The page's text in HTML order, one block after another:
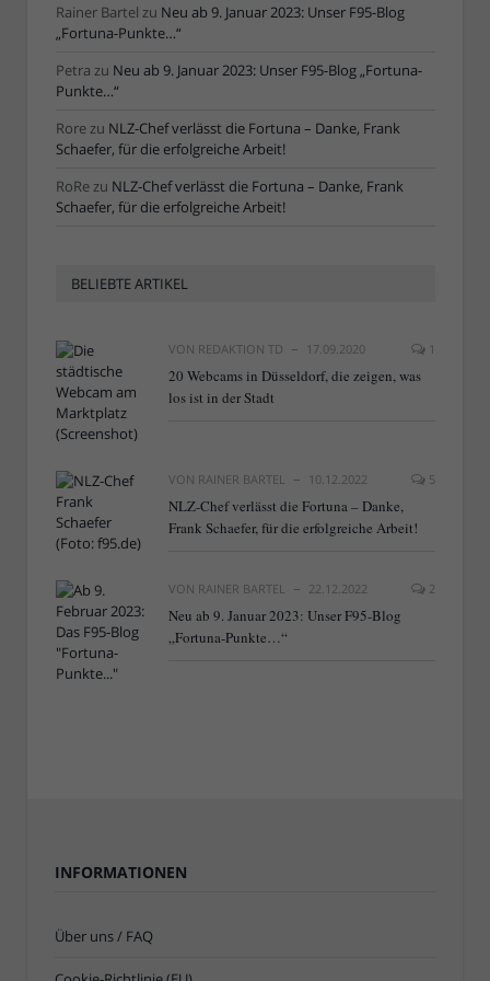
Rainer Bartel zu Neu ab 9. Januar 2023: Unser F95-Blog
„Fortuna-Punkte…“
Petra zu Neu ab 9. Januar 2023: Unser F95-Blog „Fortuna-
Punkte…“
Rore zu NLZ-Chef verlässt die Fortuna – Danke, Frank
Schaefer, für die erfolgreiche Arbeit!
RoRe zu NLZ-Chef verlässt die Fortuna – Danke, Frank
Schaefer, für die erfolgreiche Arbeit!
BELIEBTE ARTIKEL
VON REDAKTION TD 17.09.2020 1
20 Webcams in Düsseldorf, die zeigen, was
los ist in der Stadt
VON RAINER BARTEL 10.12.2022 5
NLZ-Chef verlässt die Fortuna – Danke,
Frank Schaefer, für die erfolgreiche Arbeit!
VON RAINER BARTEL 22.12.2022 2
Neu ab 9. Januar 2023: Unser F95-Blog
„Fortuna-Punkte…“
INFORMATIONEN
Über uns / FAQ